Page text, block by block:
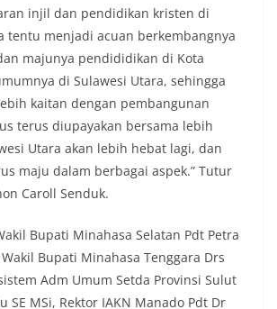
injil dan pendidikan kristen di
tentu menjadi acuan berkembangnya
majunya pendididikan di Kota
di Sulawesi Utara, sehingga
kaitan dengan pembangunan
terus diupayakan bersama lebih
Utara akan lebih hebat lagi, dan
maju dalam berbagai aspek.” Tutur
Caroll Senduk.
Bupati Minahasa Selatan Pdt Petra
Bupati Minahasa Tenggara Drs
Adm Umum Setda Provinsi Sulut
SE MSi, Rektor IAKN Manado Pdt Dr